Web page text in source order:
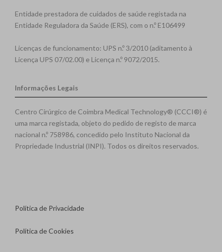
Entidade prestadora de cuidados de saúde registada na
Entidade Reguladora da Saúde (ERS), com o n.º E106499
Licenças de funcionamento: UPS n.º 3/2010 (aditamento à
Licença UPS 07/02.00) e Licença n.º 9072/2015.
Informações Legais
Centro Cirúrgico de Coimbra Medical Technology® (CCCI®) é
uma marca registada, objeto do pedido de registo de marca
nacional n.º 758986, concedido pelo Instituto Nacional da
Propriedade Industrial (INPI). Todos os direitos reservados.
Política de Privacidade
Política de Cookies